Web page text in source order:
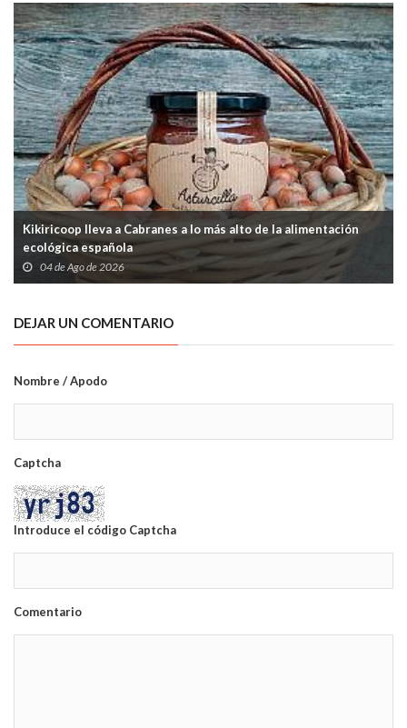
Kikiricoop lleva a Cabranes a lo más alto de la alimentación
ecológica española
04 de Ago de 2026
DEJAR UN COMENTARIO
Nombre / Apodo
Captcha
Introduce el código Captcha
Comentario